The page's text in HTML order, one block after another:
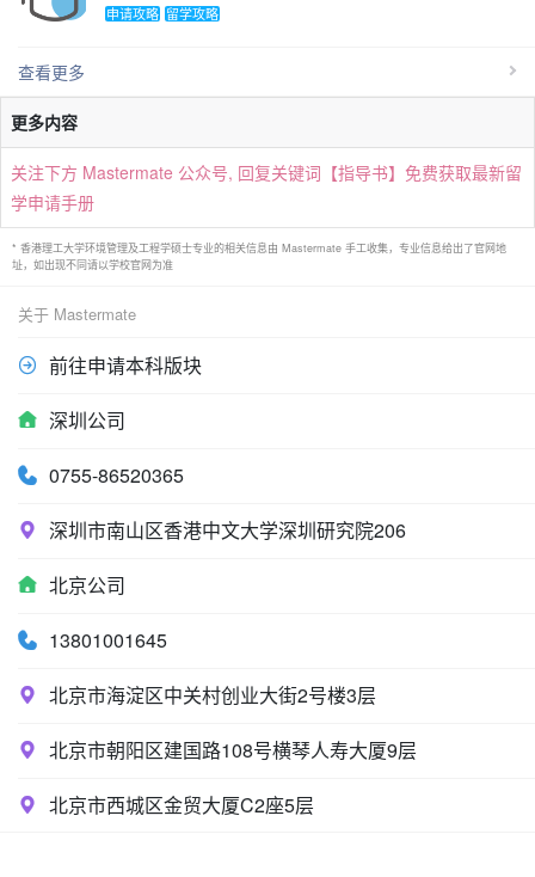
申请攻略 留学攻略
查看更多
更多内容
关注下方 Mastermate 公众号, 回复关键词【指导书】免费获取最新留
学申请手册
* 香港理工大学环境管理及工程学硕士专业的相关信息由 Mastermate 手工收集，专业信息给出了官网地
址，如出现不同请以学校官网为准
关于 Mastermate
前往申请本科版块
深圳公司
0755-86520365
深圳市南山区香港中文大学深圳研究院206
北京公司
13801001645
北京市海淀区中关村创业大街2号楼3层
北京市朝阳区建国路108号横琴人寿大厦9层
北京市西城区金贸大厦C2座5层